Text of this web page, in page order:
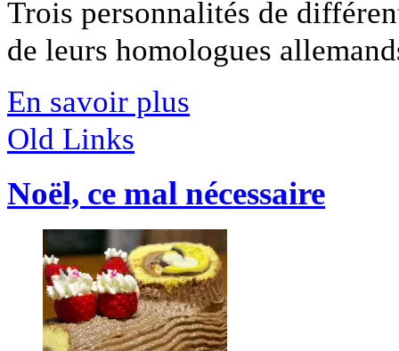
Trois personnalités de
de leurs homologues
En savoir plus
Old Links
Noël, ce mal nécessaire